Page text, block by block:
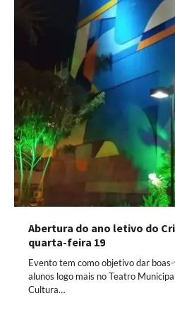
Abertura do ano letivo do
quarta-feira 19
Evento tem como objetivo dar
alunos logo mais no Teatro
Cultura…